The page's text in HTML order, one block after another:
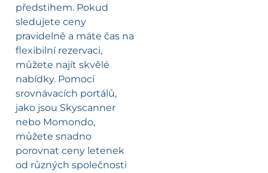
předstihem. Pokud
sledujete ceny
pravidelně a máte čas na
flexibilní rezervaci,
můžete najít skvělé
nabídky. Pomocí
srovnávacích portálů,
jako jsou Skyscanner
nebo Momondo,
můžete snadno
porovnat ceny letenek
od různých společnosti